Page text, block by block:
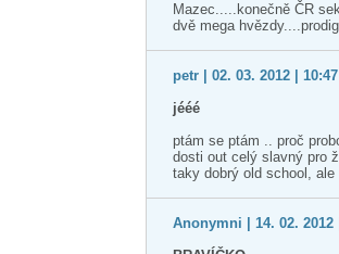
Mazec.....konečně ČR
dvě mega
petr | 02. 03. 2012 |
jééé
ptám se ptám .. proč
dosti out celý slavný pro
taky dobrý old school,
Anonymni | 14. 02. 2012